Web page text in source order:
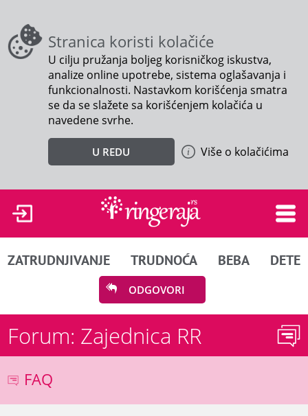
Stranica koristi kolačiće
U cilju pružanja boljeg korisničkog iskustva,
analize online upotrebe, sistema oglašavanja i
funkcionalnosti. Nastavkom korišćenja smatra
se da se slažete sa korišćenjem kolačića u
navedene svrhe.
U REDU Više o kolačićima
ZATRUDNJIVANJE TRUDNOĆA BEBA DETE
ODGOVORI
Forum: Zajednica RR
FAQ